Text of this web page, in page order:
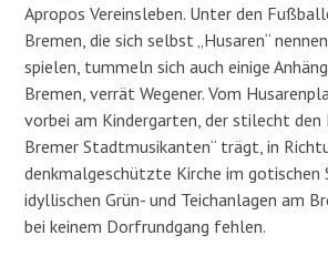
Apropos Vereinsleben. Unter den
Bremen, die sich selbst „Husaren“
spielen, tummeln sich auch einige
Bremen, verrät Wegener. Vom
vorbei am Kindergarten, der stilecht den
Bremer Stadtmusikanten“ trägt, in
denkmalgeschützte Kirche im gotischen
idyllischen Grün- und Teichanlagen am
bei keinem Dorfrundgang fehlen.